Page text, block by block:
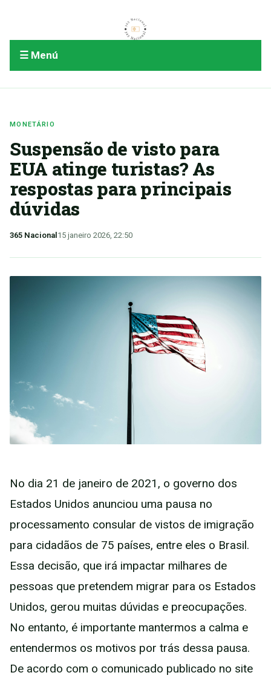
☰ Menú
MONETÁRIO
Suspensão de visto para
EUA atinge turistas? As
respostas para principais
dúvidas
365 Nacional 15 janeiro 2026, 22:50
No dia 21 de janeiro de 2021, o governo dos
Estados Unidos anunciou uma pausa no
processamento consular de vistos de imigração
para cidadãos de 75 países, entre eles o Brasil.
Essa decisão, que irá impactar milhares de
pessoas que pretendem migrar para os Estados
Unidos, gerou muitas dúvidas e preocupações.
No entanto, é importante mantermos a calma e
entendermos os motivos por trás dessa pausa.
De acordo com o comunicado publicado no site